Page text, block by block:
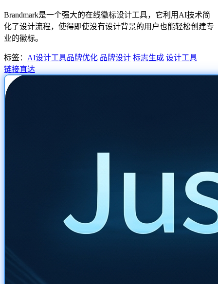
Brandmark是一个强大的在线徽标设计工具，它利用AI技术简
化了设计流程，使得即使没有设计背景的用户也能轻松创建专
业的徽标。
标签： AI设计工具品牌优化 品牌设计 标志生成 设计工具
链接直达